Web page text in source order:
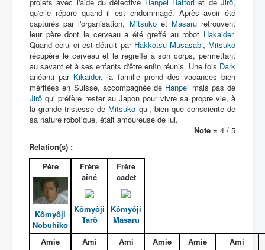
qu'elle répare quand il est endommagé. Après avoir été
capturés par l'organisation, Mitsukoet Masaruretrouvent
leur père dont le cerveau a été greffé au robot Hakaider.
Quand celui-ci est détruit par Hakkotsu Musasabi, Mitsuko
récupère le cerveau et le regreffe à son corps, permettant
au savant et à ses enfants d'être enfin réunis. Une fois Dark
anéanti par Kikaider, la famille prend des vacances bien
méritées en Suisse, accompagnée de Hanpei mais pas de
Jirô qui préfère rester au Japon pour vivre sa propre vie, à
la grande tristesse de Mitsuko qui, bien que consciente de
sa nature robotique, était amoureuse de lui.
Note = 4 / 5
Relation(s) :
Père
Kômyôji
Nobuhiko
Frère
aîné
Kômyôji
Tarô
Frère
cadet
Kômyôji
Masaru
Amie
Ami Ami Amie Amie Ami